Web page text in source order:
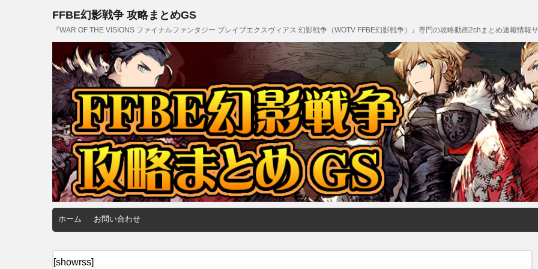
FFBE幻影戦争 攻略まとめGS
『WAR OF THE VISIONS ファイナルファンタジー ブレイブエクスヴィアス 幻影戦争（WOTV FFBE幻影戦争）』専門の攻略動画2chまとめ速報情報
ホーム お問い合わせ
[showrss]